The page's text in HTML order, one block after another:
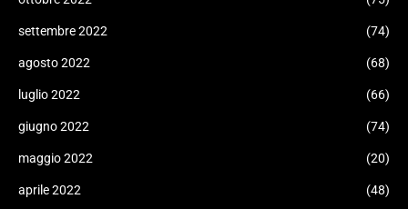
settembre 2022 (74)
agosto 2022 (68)
luglio 2022 (66)
giugno 2022 (74)
maggio 2022 (20)
aprile 2022 (48)